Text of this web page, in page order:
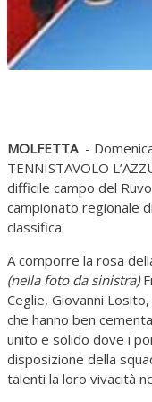
MOLFETTA -
TENNISTAVOLO
difficile campo del
campionato regionale
classifica.
A comporre la rosa
(nella foto da sinistra)
Ceglie, Giovanni
che hanno ben
unito e solido dove i
disposizione della
talenti la loro vivacità